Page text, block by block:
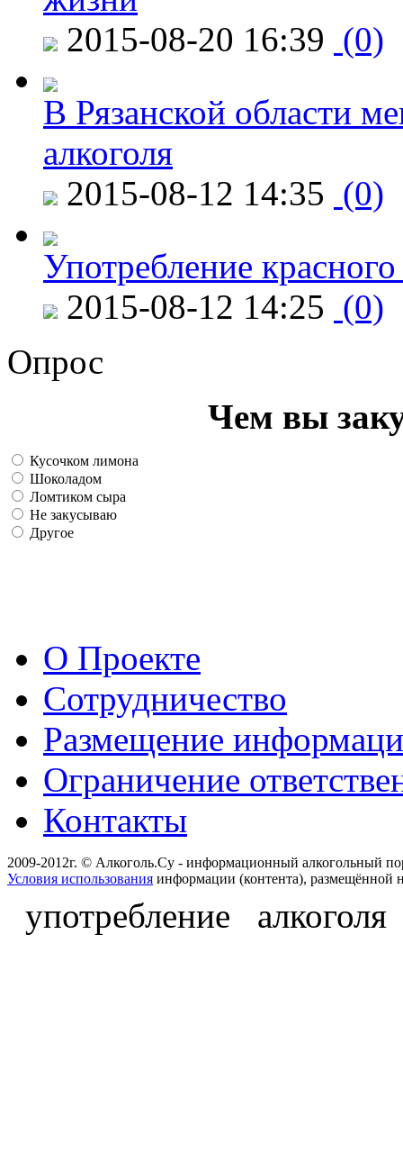
2015-08-20 16:39 (0)
В Рязанской области
алкоголя
2015-08-12 14:35 (0)
Употребление
2015-08-12 14:25 (0)
Опрос
Чем вы
Кусочком лимона
Шоколадом
Ломтиком сыра
Не закусываю
Другое
О Проекте
Сотрудничество
Размещение
Ограничение
Контакты
2009-2012г. © Алкоголь.Су - информационный алкогольный
Условия использования информации (контента), размещённой
употребление